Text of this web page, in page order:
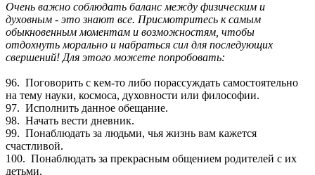
Очень важно соблюдать баланс между физическим и
духовным - это знают все. Присмотритесь к самым
обыкновенным моментам и возможностям, чтобы
отдохнуть морально и набраться сил для последующих
свершений! Для этого можете попробовать:
96. Поговорить с кем-то либо порассуждать самостоятельно
на тему науки, космоса, духовности или философии.
97. Исполнить данное обещание.
98. Начать вести дневник.
99. Понаблюдать за людьми, чья жизнь вам кажется
счастливой.
100. Понаблюдать за прекрасным общением родителей с их
детьми.